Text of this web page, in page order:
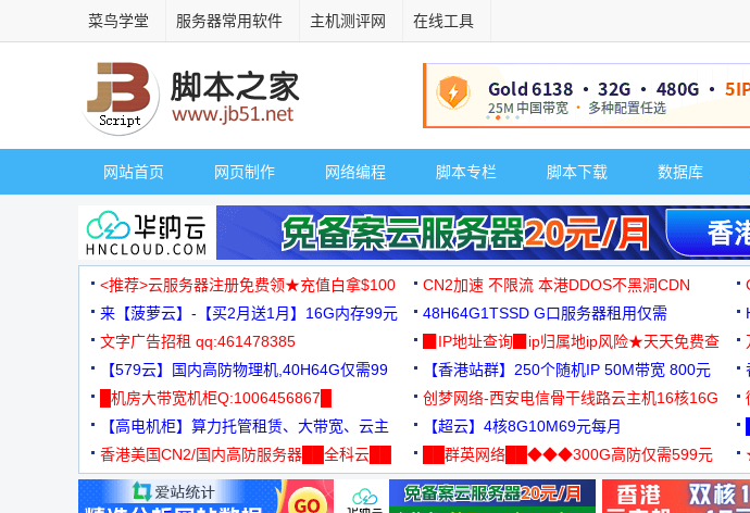
菜鸟学堂 服务器常用软件 主机测评网 在线工具
网站首页 网页制作 网络编程 脚本专栏 脚本下载 数据库
<推荐>云服务器注册免费领★充值白拿$100 CN2加速 不限流 本港DDOS不黑洞CDN
来【菠萝云】-【买2月送1月】16G内存99元
48H64G1TSSD G口服务器租用仅需
3000+可免费测试
文字广告招租 qq:461478385
▉IP地址查询▉ip归属地ip风险★天天免费查
【579云】国内高防物理机,40H64G仅需99
元
【香港站群】250个随机IP 50M带宽 800元
█机房大带宽机柜Q:1006456867█
创梦网络-西安电信骨干线路云主机16核16G
88元/月
【高电机柜】算力托管租赁、大带宽、云主
机
【超云】4核8G10M69元每月
香港美国CN2/国内高防服务器██全科云██
██群英网络██◆◆◆300G高防仅需599元
◆◆◆